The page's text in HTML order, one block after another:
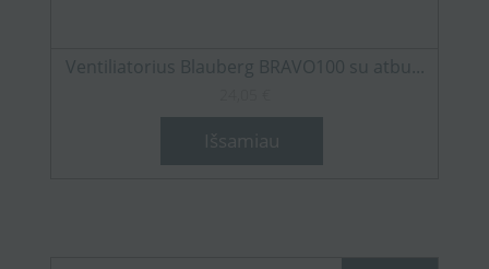
Ventiliatorius Blauberg BRAVO100 su atbu...
Išsamiau